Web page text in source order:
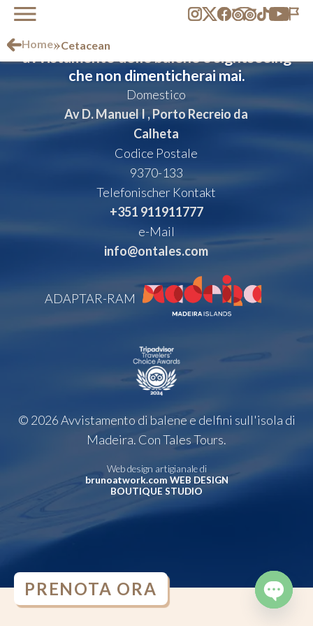
Home»Cetacean
Vivi il lusso accessibile con un tour di
avvistamento delle balene e sightseeing
che non dimenticherai mai.
Domestico
Av D. Manuel I , Porto Recreio da
Calheta
Codice Postale
9370-133
Telefonischer Kontakt
+351 911911777
e-Mail
info@ontales.com
ADAPTAR-RAM
© 2026 Avvistamento di balene e delfini sull'isola di
Madeira. Con Tales Tours.
Web design artigianale di
brunoatwork.com WEB DESIGN
BOUTIQUE STUDIO
PRENOTA ORA